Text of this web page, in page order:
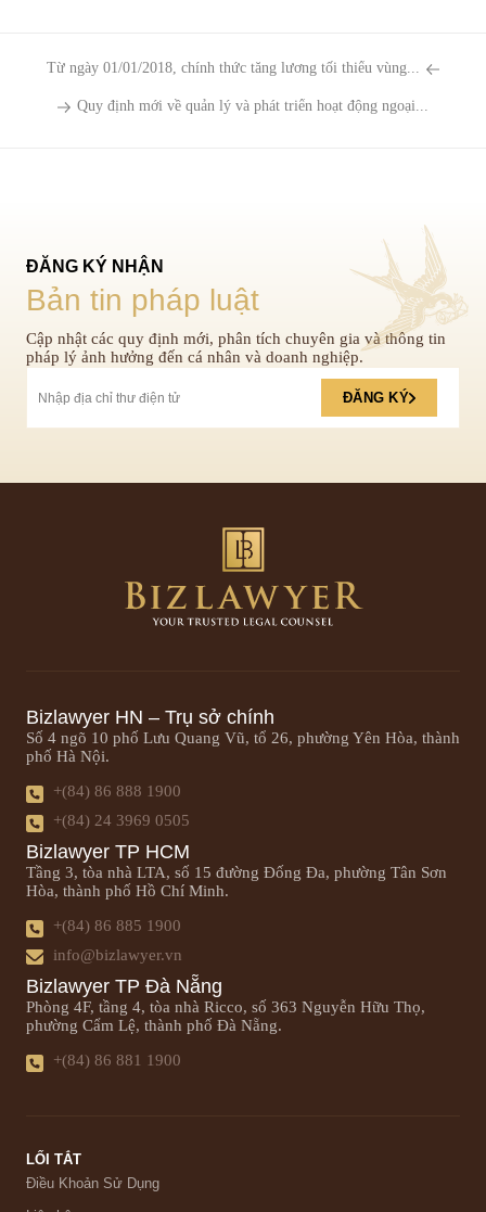
Từ ngày 01/01/2018, chính thức tăng lương tối thiểu vùng...
Quy định mới về quản lý và phát triển hoạt động ngoại...
ĐĂNG KÝ NHẬN
Bản tin pháp luật
Cập nhật các quy định mới, phân tích chuyên gia và thông tin
pháp lý ảnh hưởng đến cá nhân và doanh nghiệp.
ĐĂNG KÝ
Bizlawyer HN – Trụ sở chính
Số 4 ngõ 10 phố Lưu Quang Vũ, tổ 26, phường Yên Hòa, thành
phố Hà Nội.
+(84) 86 888 1900
+(84) 24 3969 0505
Bizlawyer TP HCM
Tầng 3, tòa nhà LTA, số 15 đường Đống Đa, phường Tân Sơn
Hòa, thành phố Hồ Chí Minh.
+(84) 86 885 1900
info@bizlawyer.vn
Bizlawyer TP Đà Nẵng
Phòng 4F, tầng 4, tòa nhà Ricco, số 363 Nguyễn Hữu Thọ,
phường Cẩm Lệ, thành phố Đà Nẵng.
+(84) 86 881 1900
LỐI TẮT
Điều Khoản Sử Dụng